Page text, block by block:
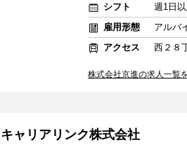
シフト
週1日
雇用形態
アルバ
アクセス
西２８
株式会社京進の求人一覧
キャリアリンク株式会社